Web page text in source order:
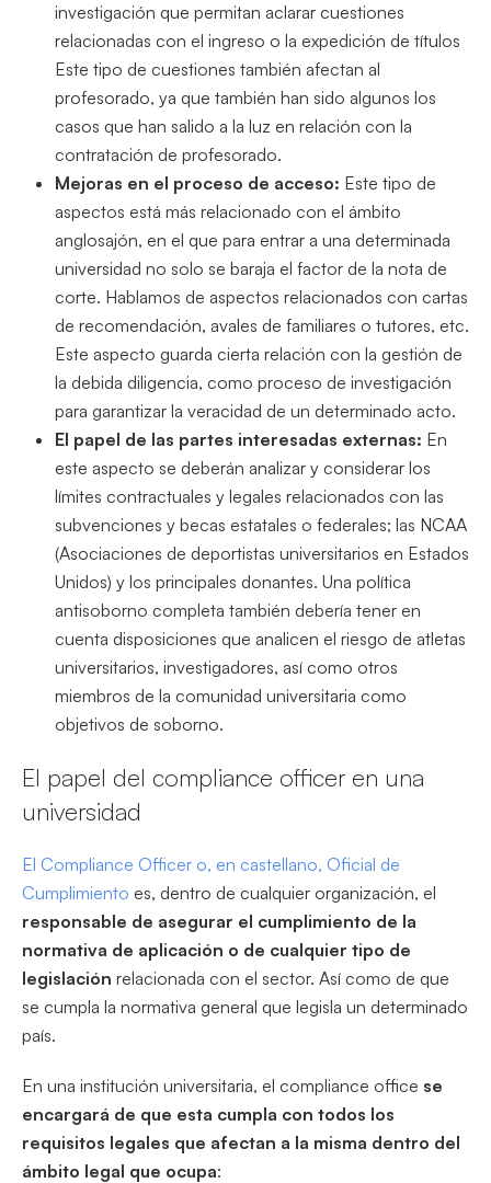
investigación que permitan aclarar cuestiones
relacionadas con el ingreso o la expedición de títulos
Este tipo de cuestiones también afectan al
profesorado, ya que también han sido algunos los
casos que han salido a la luz en relación con la
contratación de profesorado.
Mejoras en el proceso de acceso: Este tipo de
aspectos está más relacionado con el ámbito
anglosajón, en el que para entrar a una determinada
universidad no solo se baraja el factor de la nota de
corte. Hablamos de aspectos relacionados con cartas
de recomendación, avales de familiares o tutores, etc.
Este aspecto guarda cierta relación con la gestión de
la debida diligencia, como proceso de investigación
para garantizar la veracidad de un determinado acto.
El papel de las partes interesadas externas: En
este aspecto se deberán analizar y considerar los
límites contractuales y legales relacionados con las
subvenciones y becas estatales o federales; las NCAA
(Asociaciones de deportistas universitarios en Estados
Unidos) y los principales donantes. Una política
antisoborno completa también debería tener en
cuenta disposiciones que analicen el riesgo de atletas
universitarios, investigadores, así como otros
miembros de la comunidad universitaria como
objetivos de soborno.
El papel del compliance officer en una
universidad
El Compliance Officer o, en castellano, Oficial de
Cumplimiento es, dentro de cualquier organización, el
responsable de asegurar el cumplimiento de la
normativa de aplicación o de cualquier tipo de
legislación relacionada con el sector. Así como de que
se cumpla la normativa general que legisla un determinado
país.
En una institución universitaria, el compliance office se
encargará de que esta cumpla con todos los
requisitos legales que afectan a la misma dentro del
ámbito legal que ocupa: